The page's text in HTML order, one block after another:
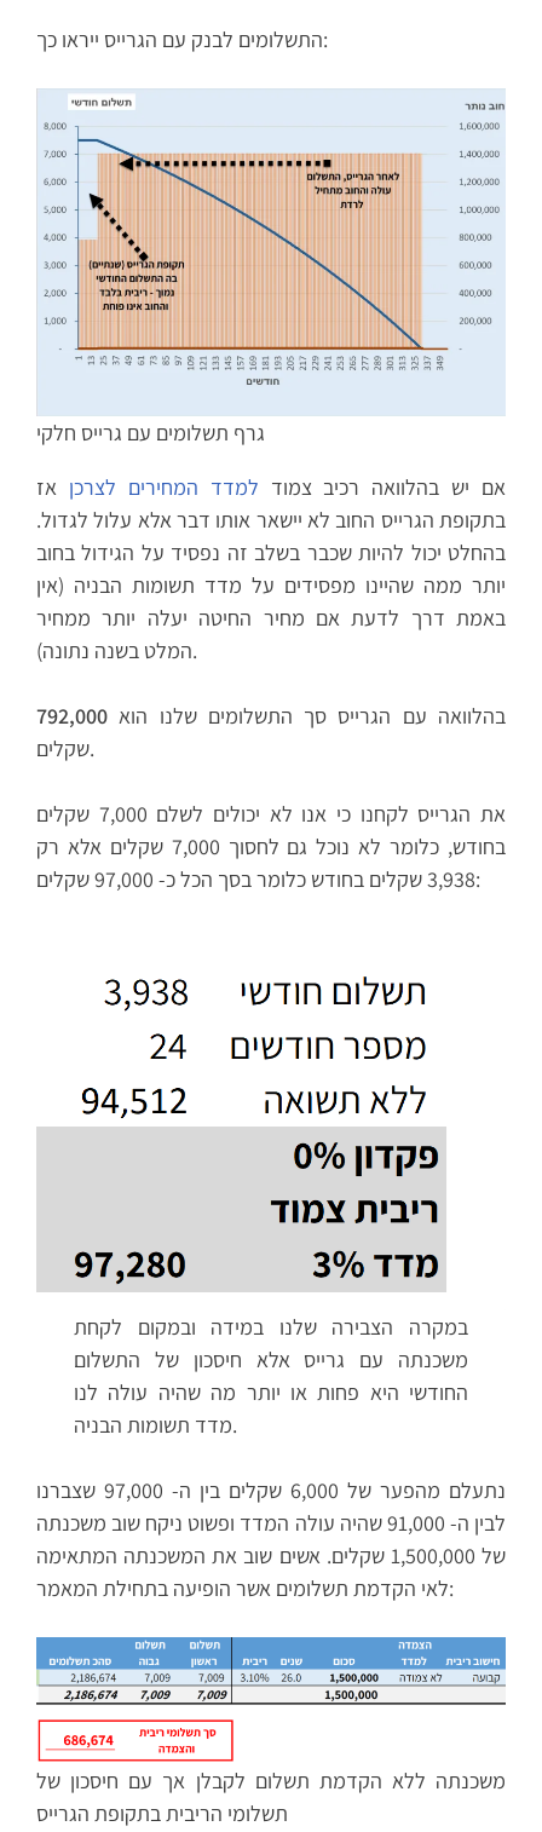
התשלומים לבנק עם הגרייס ייראו כך:
גרף תשלומים עם גרייס חלקי
אם יש בהלוואה רכיב צמוד למדד המחירים לצרכן אז
בתקופת הגרייס החוב לא יישאר אותו דבר אלא עלול לגדול.
בהחלט יכול להיות שכבר בשלב זה נפסיד על הגידול בחוב
יותר ממה שהיינו מפסידים על מדד תשומות הבניה (אין
באמת דרך לדעת אם מחיר החיטה יעלה יותר ממחיר
המלט בשנה נתונה).
בהלוואה עם הגרייס סך התשלומים שלנו הוא 792,000
שקלים.
את הגרייס לקחנו כי אנו לא יכולים לשלם 7,000 שקלים
בחודש, כלומר לא נוכל גם לחסוך 7,000 שקלים אלא רק
3,938 שקלים בחודש כלומר בסך הכל כ- 97,000 שקלים:
במקרה הצבירה שלנו במידה ובמקום לקחת
משכנתה עם גרייס אלא חיסכון של התשלום
החודשי היא פחות או יותר מה שהיה עולה לנו
מדד תשומות הבניה.
נתעלם מהפער של 6,000 שקלים בין ה- 97,000 שצברנו
לבין ה- 91,000 שהיה עולה המדד ופשוט ניקח שוב משכנתה
של 1,500,000 שקלים. אשים שוב את המשכנתה המתאימה
לאי הקדמת תשלומים אשר הופיעה בתחילת המאמר:
משכנתה ללא הקדמת תשלום לקבלן אך עם חיסכון של
תשלומי הריבית בתקופת הגרייס